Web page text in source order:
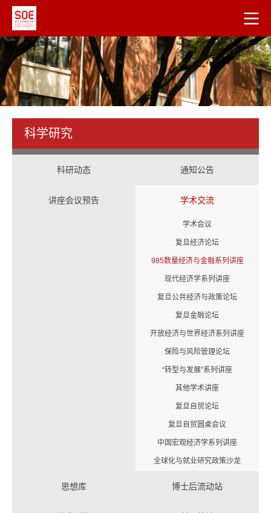
科学研究
科研动态 通知公告
讲座会议预告 学术交流
学术会议
复旦经济论坛
985数量经济与金融系列讲座
现代经济学系列讲座
复旦公共经济与政策论坛
复旦金融论坛
开放经济与世界经济系列讲座
保险与风险管理论坛
“转型与发展”系列讲座
其他学术讲座
复旦自贸论坛
复旦自贸圆桌会议
中国宏观经济学系列讲座
全球化与就业研究政策沙龙
思想库 博士后流动站